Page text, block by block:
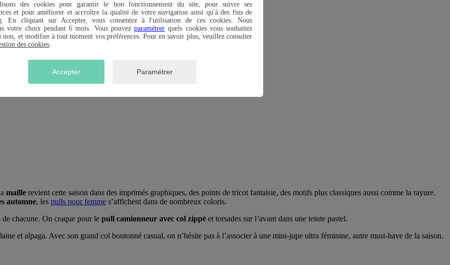
maille revient cette saison dans des imprimés graphiques, des points de tricot fantaisie, des motifs plus classiques aussi comme la rayure.
automne, les pulls pour femme s’affichent dans de nombreux coloris.
chacune. On craque pour le pull camionneur avec col zippé et torsades sur l’avant dans une teinte pastel.
et alpaga. Avec son grand col boutonné casual, on n’hésite pas à l’associer à une mini-jupe ultra féminine, autre must-have de la saison.
des cookies pour garantir le bon fonctionnement du site, pour suivre ses
et pour améliorer et accroître la qualité de votre navigation ainsi qu'à des fins de
En cliquant sur Accepter, vous consentez à l'utilisation de ces cookies. Nous
votre choix pendant 6 mois. Vous pouvez paramétrer quels cookies vous souhaitez
non, et modifier à tout moment vos préférences. Pour en savoir plus, veuillez consulter
des cookies.
Accepter Paramétrer